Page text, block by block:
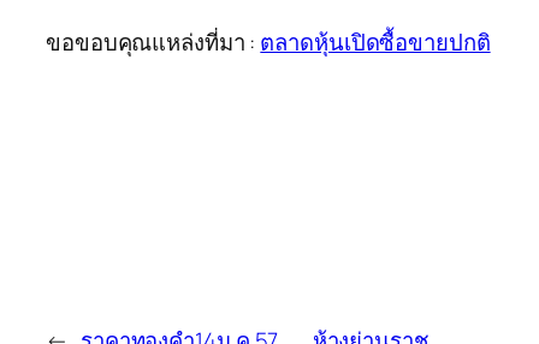
ขอขอบคุณแหล่งที่มา : ตลาดหุ้นเปิดซื้อขายปกติ